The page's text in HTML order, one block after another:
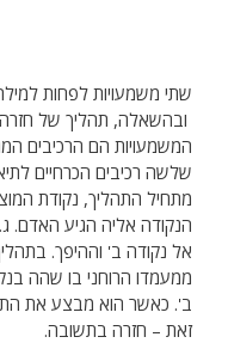
שתי משמעויות לפחות
ובהשאלה, תהליך של
המשמעויות הם הרכיבים
שלשה רכיבים הכרחיים
מתחיל התהליך, נקודת
הנקודה אליה הגיע האדם. ג.
אל נקודה ב' וההיפך.
ממעמדו הרוחני בו שהה
ב'. כאשר הוא מבצע את
זאת – חזרה בתשובה.